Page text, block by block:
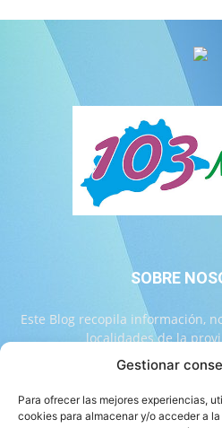
Gestionar
Para ofrecer las mejores experiencias,
cookies para almacenar y/o acceder a
SOBRE
Este Blog recopila información,
localidades de la
Contáctanos: